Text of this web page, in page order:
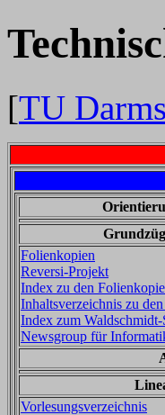
[TU
Folienkopien
Reversi-Projekt
Index zu den
Inhaltsverzeichnis zu
Index zum
Newsgroup für
Vorlesungsverzeichnis